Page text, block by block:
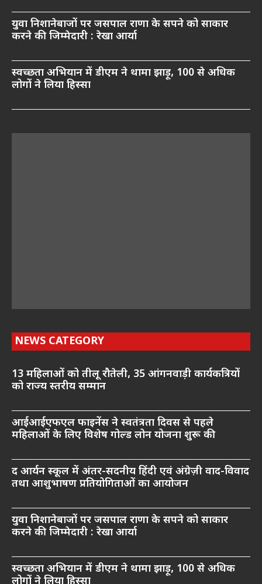
युवा निशानेबाजों पर जसपाल राणा के सपने को साकार
करने की जिम्मेदारी : रेखा आर्या
स्वच्छता अभियान में डीएम ने थामा झाड़ू, 100 से अधिक
लोगों ने लिया हिस्सा
NEWS CATEGORY
13 महिलाओं को तीलू रौतेली, 35 आंगनवाड़ी कार्यकत्रियों
को राज्य स्तरीय सम्मान
आईआईएफएल फाइनेंस ने स्वतंत्रता दिवस से पहले
महिलाओं के लिए विशेष गोल्ड लोन योजना शुरू की
द आर्यन स्कूल में अंतर-सदनीय हिंदी एवं अंग्रेज़ी वाद-विवाद
तथा आशुभाषण प्रतियोगिताओं का आयोजन
युवा निशानेबाजों पर जसपाल राणा के सपने को साकार
करने की जिम्मेदारी : रेखा आर्या
स्वच्छता अभियान में डीएम ने थामा झाड़ू, 100 से अधिक
लोगों ने लिया हिस्सा